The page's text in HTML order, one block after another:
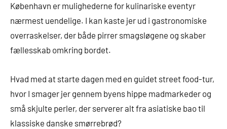
København er mulighederne for kulinariske eventyr
nærmest uendelige. I kan kaste jer ud i gastronomiske
overraskelser, der både pirrer smagsløgene og skaber
fællesskab omkring bordet.
Hvad med at starte dagen med en guidet street food-tur,
hvor I smager jer gennem byens hippe madmarkeder og
små skjulte perler, der serverer alt fra asiatiske bao til
klassiske danske smørrebrød?